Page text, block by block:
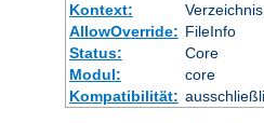
Kontext:
AllowOverride: FileInfo
Status:
Core
Modul:
core
Kompatibilität: